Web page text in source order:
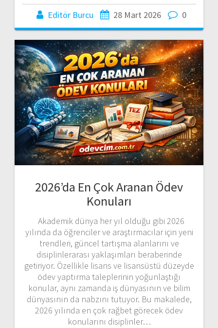
Editör Burcu 28 Mart 2026 0
2026’da En Çok Aranan Ödev
Konuları
Akademik dünya her yıl olduğu gibi 2026
yılında da öğrenciler ve araştırmacılar için yeni
trendleri, güncel tartışma alanlarını ve
disiplinlerarası yaklaşımları beraberinde
getiriyor. Özellikle lisans ve lisansüstü düzeyde
ödev yaptırma taleplerinin yoğunlaştığı
konular, aynı zamanda iş dünyasının ve bilim
dünyasının da nabzını tutuyor. Bu makalede,
2026 yılında en çok rağbet görecek ödev
konularını disiplinler…